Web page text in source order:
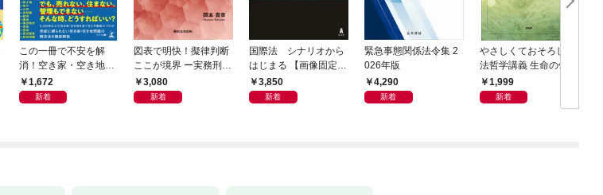
この一冊で不安を解
消！空き家・空き地の
手放し方
1,672
新着
図表で明快！擬律判断
ここが境界 ー実務刑
法・特別法ー 第３版
3,080
新着
国際法 シナリオから
はじまる 【画像固定
版】3,850
新着
緊急事態関係法令集 2
026年版
4,290
新着
やさしくておそろしい
法哲学講義 生命の価値
はみな等しいのか
1,999
新着